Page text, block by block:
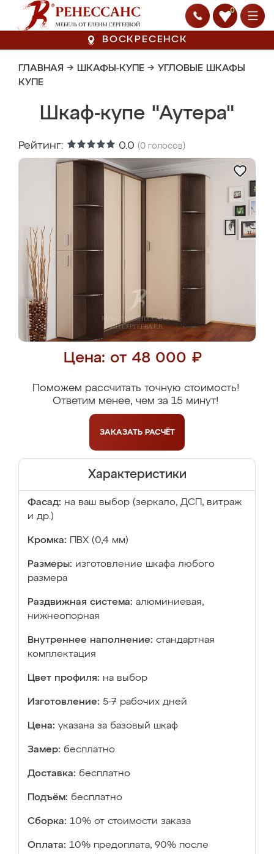
0
ВОСКРЕСЕНСК
ГЛАВНАЯ → ШКАФЫ-КУПЕ → УГЛОВЫЕ ШКАФЫ
КУПЕ
Шкаф-купе "Аутера"
Рейтинг: 0.0 (0 голосов)
Цена: от 48 000 ₽
Поможем рассчитать точную стоимость!
Ответим менее, чем за 15 минут!
ЗАКАЗАТЬ РАСЧЁТ
Характеристики
Фасад: на ваш выбор (зеркало, ДСП, витраж
и др.)
Кромка: ПВХ (0,4 мм)
Размеры: изготовление шкафа любого
размера
Раздвижная система: алюминиевая,
нижнеопорная
Внутреннее наполнение: стандартная
комплектация
Цвет профиля: на выбор
Изготовление: 5-7 рабочих дней
Цена: указана за базовый шкаф
Замер: бесплатно
Доставка: бесплатно
Подъём: бесплатно
Сборка: 10% от стоимости заказа
Оплата: 10% предоплата, 90% после